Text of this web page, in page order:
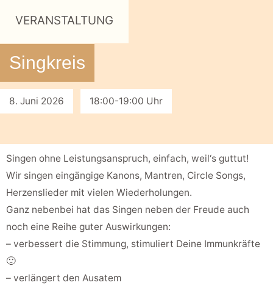
VERANSTALTUNG
Singkreis
8. Juni 2026 18:00-19:00 Uhr
Singen ohne Leistungsanspruch, einfach, weil‘s guttut!
Wir singen eingängige Kanons, Mantren, Circle Songs,
Herzenslieder mit vielen Wiederholungen.
Ganz nebenbei hat das Singen neben der Freude auch
noch eine Reihe guter Auswirkungen:
– verbessert die Stimmung, stimuliert Deine Immunkräfte
🙂
– verlängert den Ausatem